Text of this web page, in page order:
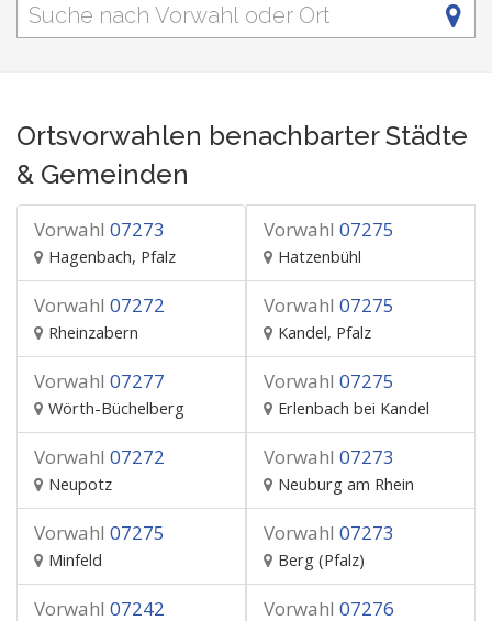
Ortsvorwahlen benachbarter Städte
& Gemeinden
Vorwahl 07273
Hagenbach, Pfalz
Vorwahl 07275
Hatzenbühl
Vorwahl 07272
Rheinzabern
Vorwahl 07275
Kandel, Pfalz
Vorwahl 07277
Wörth-Büchelberg
Vorwahl 07275
Erlenbach bei Kandel
Vorwahl 07272
Neupotz
Vorwahl 07273
Neuburg am Rhein
Vorwahl 07275
Minfeld
Vorwahl 07273
Berg (Pfalz)
Vorwahl 07242 Vorwahl 07276